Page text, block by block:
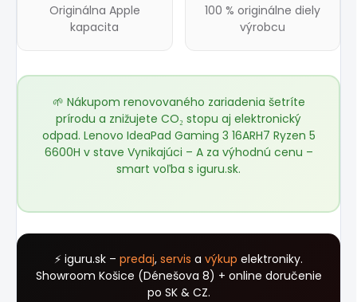
Originálna Apple
kapacita
100 % originálne diely
výrobcu
🌱 Nákupom renovovaného zariadenia šetríte
prírodu a znižujete CO₂ stopu aj elektronický
odpad. Lenovo IdeaPad Gaming 3 16ARH7 Ryzen 5
6600H v stave Vynikajúci – A za výhodnú cenu –
smart voľba s iguru.sk.
⚡ iguru.sk – predaj, servis a výkup elektroniky.
Showroom Košice (Dénešova 8) + online doručenie
po SK & CZ.